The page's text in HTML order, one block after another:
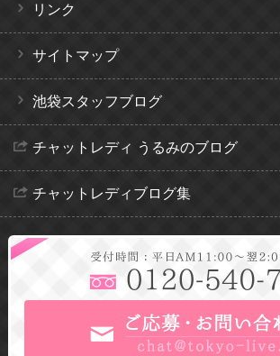
リンク
サイトマップ
池袋スタッフブログ
チャットレディ うるみのブログ
チャットレディブログ集